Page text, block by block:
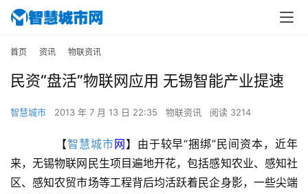
首页 资讯 物联资讯
民资“盘活”物联网应用 无锡智能产业提速
智慧城市 2013 年 7 月 13 日 22:35 物联资讯 阅读 3214
【智慧城市网】由于较早“捆绑”民间资本，近年
来，无锡物联网民生项目遍地开花，包括感知农业、感知社
区、感知农贸市场等工程背后均活跃着民企身影，一些尖端